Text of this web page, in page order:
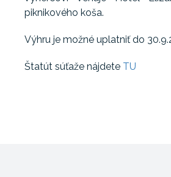
piknikového koša.
Výhru je možné uplatniť do
Štatút súťaže nájdete TU